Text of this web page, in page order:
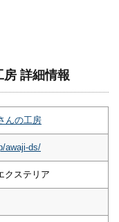
詳細情報
んの工房
awaji-ds/
クステリア